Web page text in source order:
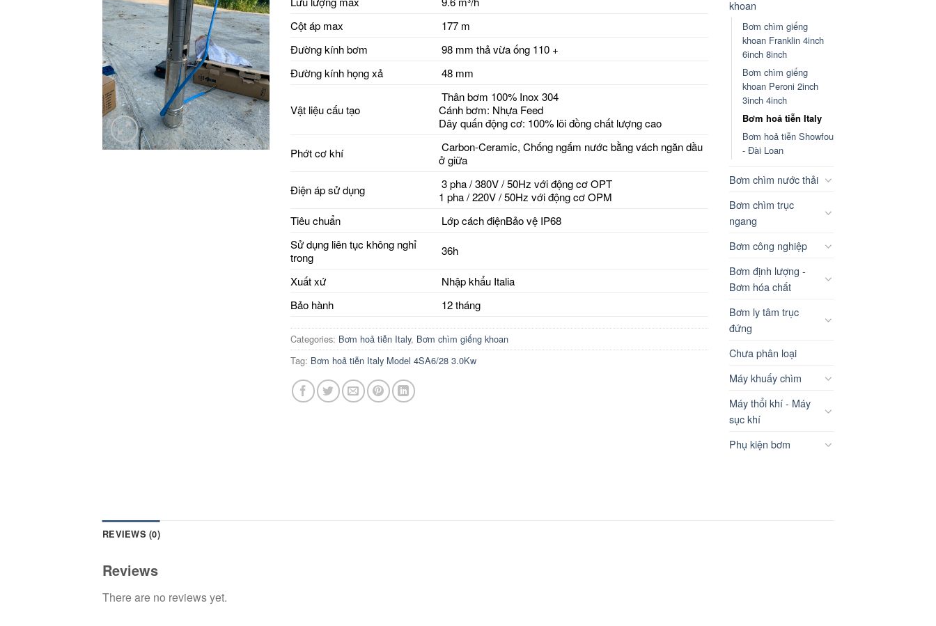
Cột áp max
177 m
Đường kính bơm
98 mm thả vừa ống 110 +
Đường kính họng xả
48 mm
Vật liệu cấu tạo
Thân bơm 100% Inox 304
Cánh bơm: Nhựa Feed
Dây quấn động cơ: 100% lõi đồng chất lượng cao
Phớt cơ khí
Carbon-Ceramic, Chống ngấm nước bằng vách ngăn dầu
ở giữa
Điện áp sử dụng
3 pha / 380V / 50Hz với động cơ OPT
1 pha / 220V / 50Hz với động cơ OPM
Tiêu chuẩn
Lớp cách điệnBảo vệ IP68
Sử dụng liên tục không nghỉ
trong
36h
Xuất xứ
Nhập khẩu Italia
Bảo hành
12 tháng
Categories: Bơm hoả tiễn Italy, Bơm chìm giếng khoan
Tag: Bơm hoả tiễn Italy Model 4SA6/28 3.0Kw
khoan
Bơm chìm giếng
khoan Franklin 4inch
6inch 8inch
Bơm chìm giếng
khoan Peroni 2inch
3inch 4inch
Bơm hoả tiễn Italy
Bơm hoả tiễn Showfou
- Đài Loan
Bơm chìm nước thải
Bơm chìm trục
ngang
Bơm công nghiệp
Bơm định lượng -
Bơm hóa chất
Bơm ly tâm trục
đứng
Chưa phân loại
Máy khuấy chìm
Máy thổi khí - Máy
sục khí
Phụ kiện bơm
REVIEWS (0)
Reviews
There are no reviews yet.